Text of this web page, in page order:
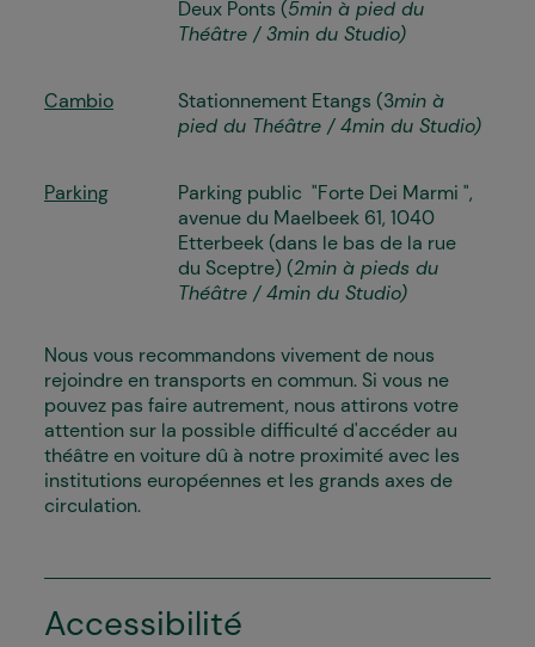
Deux Ponts (5min à pied du
Théâtre / 3min du Studio)
Cambio Stationnement Etangs (3min à
pied du Théâtre / 4min du Studio)
Parking
Parking public "Forte Dei Marmi ",
avenue du Maelbeek 61, 1040
Etterbeek (dans le bas de la rue
du Sceptre) (2min à pieds du
Théâtre / 4min du Studio)
Nous vous recommandons vivement de nous
rejoindre en transports en commun. Si vous ne
pouvez pas faire autrement, nous attirons votre
attention sur la possible difficulté d'accéder au
théâtre en voiture dû à notre proximité avec les
institutions européennes et les grands axes de
circulation.
Accessibilité